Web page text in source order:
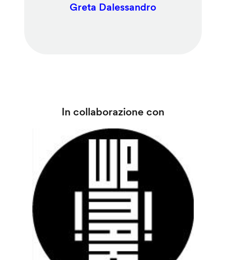
Greta Dalessandro
In collaborazione con